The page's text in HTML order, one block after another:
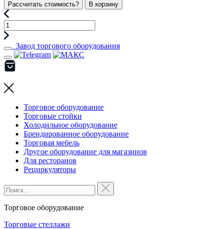
Рассчитать стоимость? В корзину
Завод торгового оборудования
Торговое оборудование
Торговые стойки
Холодильное оборудование
Брендированное оборудование
Торговая мебель
Другое оборудование для магазинов
Для ресторанов
Рециркуляторы
Торговое оборудование
Торговые стеллажи